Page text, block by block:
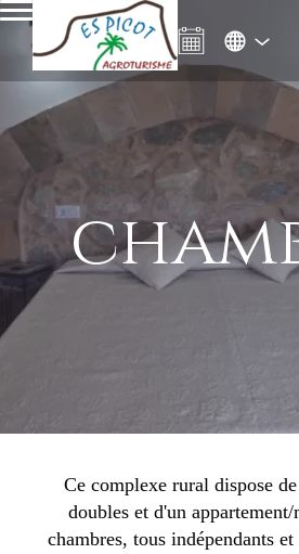
Ce complexe rural dispose
doubles et d'un
chambres, tous indépendants